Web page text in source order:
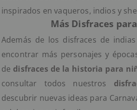
inspirados en vaqueros, indios y
Más Disfraces
Además de los disfraces de
encontrar más personajes y
de disfraces de la historia para
consultar todos nuestros
descubrir nuevas ideas para